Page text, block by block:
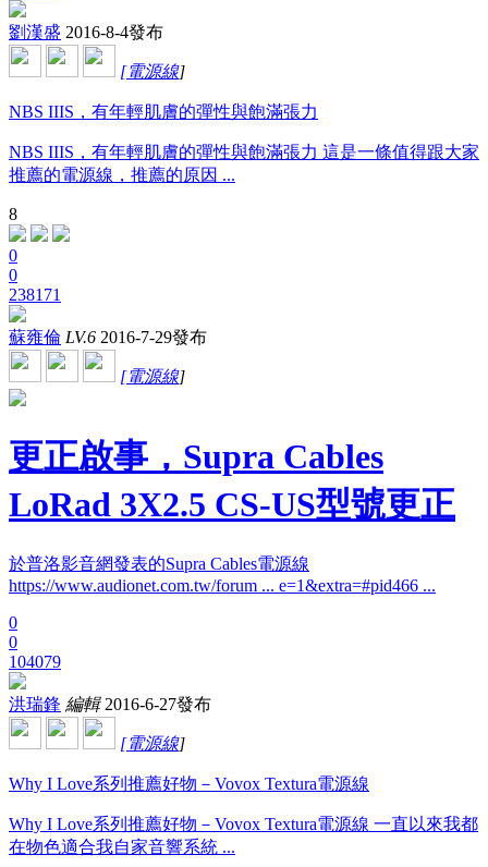
劉漢盛 2016-8-4發布
[電源線]
NBS IIIS，有年輕肌膚的彈性與飽滿張力
NBS IIIS，有年輕肌膚的彈性與飽滿張力 這是一條值得跟大家
推薦的電源線，推薦的原因 ...
8
0
0
238171
蘇雍倫 LV.6 2016-7-29發布
[電源線]
更正啟事，Supra Cables
LoRad 3X2.5 CS-US型號更正
於普洛影音網發表的Supra Cables電源線
https://www.audionet.com.tw/forum ... e=1&extra=#pid466 ...
0
0
104079
洪瑞鋒 編輯 2016-6-27發布
[電源線]
Why I Love系列推薦好物－Vovox Textura電源線
Why I Love系列推薦好物－Vovox Textura電源線 一直以來我都
在物色適合我自家音響系統 ...